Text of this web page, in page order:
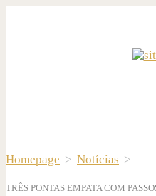
Homepage > Notícias >
TRÊS PONTAS EMPATA COM